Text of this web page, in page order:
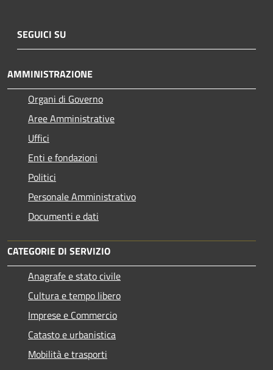
SEGUICI SU
AMMINISTRAZIONE
Organi di Governo
Aree Amministrative
Uffici
Enti e fondazioni
Politici
Personale Amministrativo
Documenti e dati
CATEGORIE DI SERVIZIO
Anagrafe e stato civile
Cultura e tempo libero
Imprese e Commercio
Catasto e urbanistica
Mobilità e trasporti